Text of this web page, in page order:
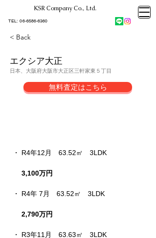
KSR Company Co., Ltd.​
​TEL:06-6586-6360
< Back
エクシア大正
日本、大阪府大阪市大正区三軒家東５丁目
無料査定はこちら
・ R4年12月 63.52㎡ 3LDK
3,100万円
・ R4年 7月 63.52㎡ 3LDK
2,790万円
・ R3年11月　63.63㎡　3LDK